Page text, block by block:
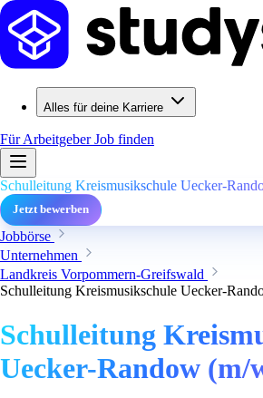
Alles für deine Karriere
Für ArbeitgeberJob finden
Schulleitung Kreismusikschule Uecker-
Jetzt bewerben
Jobbörse
Unternehmen
Landkreis Vorpommern-Greifswald
Schulleitung Kreismusikschule Uecker-
Schulleitung
Uecker-Randow (m/